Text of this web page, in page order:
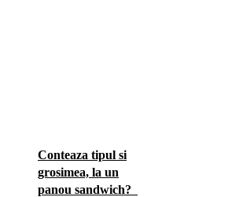
Conteaza tipul si
grosimea, la un
panou sandwich?